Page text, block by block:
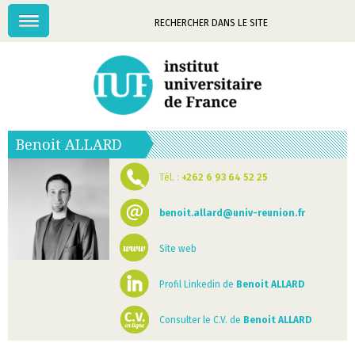
Mots-
Menu
Benoit ALLARD
Tél. : +262 6 93 64 52 25
benoit.allard@univ-reunion.fr
Site web
Profil Linkedin de Benoit ALLARD
Consulter le C.V. de Benoit ALLARD